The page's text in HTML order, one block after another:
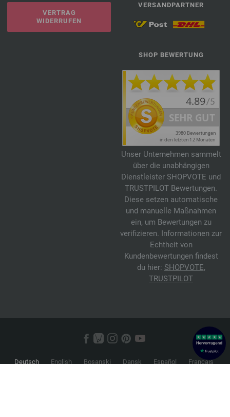
VERTRAG
WIDERRUFEN
VERSANDPARTNER
SHOP BEWERTUNG
Unser Unternehmen sammelt
über die unabhängigen
Dienstleister SHOPVOTE und
TRUSTPILOT Bewertungen.
Diese setzen automatische
und manuelle Maßnahmen
ein, um Bewertungen zu
verifizieren. Informationen zur
Echtheit von
Kundenbewertungen findest
du hier: SHOPVOTE,
TRUSTPILOT
Deutsch English Bosanski Dansk Español
Français